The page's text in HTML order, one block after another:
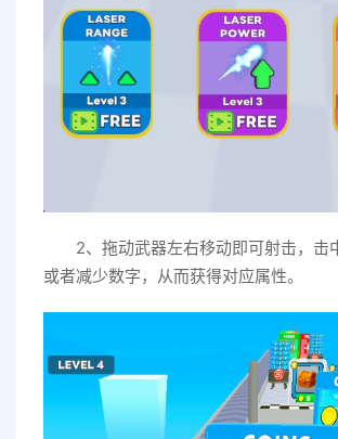
2、拖动武器左右移动即可射击，击
或者减少数字，从而获得对应属性。